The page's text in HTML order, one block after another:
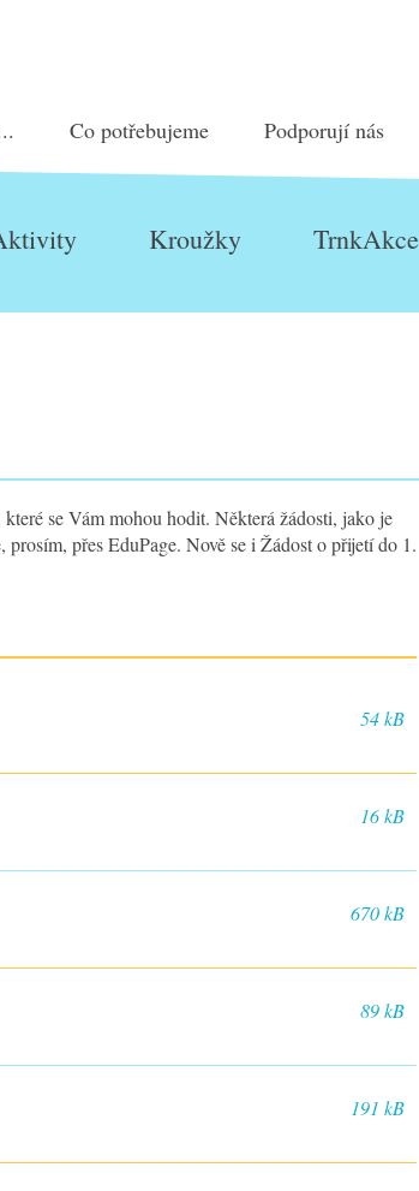
Co potřebujeme Podporují nás
Kroužky TrnkAkce
se Vám mohou hodit. Některá žádosti, jako je
přes EduPage. Nově se i Žádost o přijetí do 1.
54 kB
16 kB
670 kB
89 kB
191 kB